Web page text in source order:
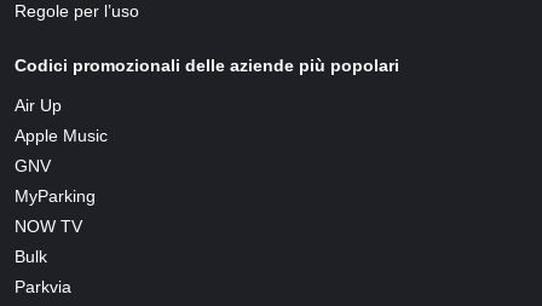
Regole per l’uso
Codici promozionali delle aziende più popolari
Air Up
Apple Music
GNV
MyParking
NOW TV
Bulk
Parkvia